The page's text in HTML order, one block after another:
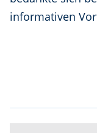
informativen